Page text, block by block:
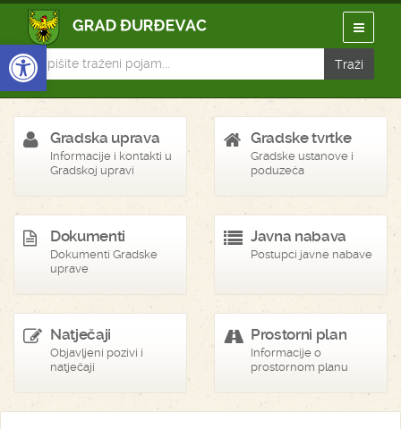
Open toolbar
Gradska uprava
Informacije i kontakti u
Gradskoj upravi
Gradske tvrtke
Gradske ustanove i
poduzeća
Dokumenti
Dokumenti Gradske
uprave
Javna nabava
Postupci javne nabave
Natječaji
Objavljeni pozivi i
natječaji
Prostorni plan
Informacije o
prostornom planu